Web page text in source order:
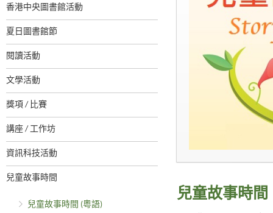
香港中央圖書館活動
夏日圖書館節
閱讀活動
文學活動
獎項 / 比賽
講座 / 工作坊
資訊科技活動
兒童故事時間
兒童故事時間 (粵語)
兒童故事時間